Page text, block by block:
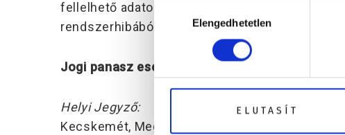
kiválasztásaElengedhetetlen
ELUTASÍT
fellelhető adatok bárki részéről való
rendszerhibából, vagy más hasonló okból
Jogi panasz esetén, fordulhat a következő
Helyi Jegyző:
Kecskemét, Megyei Jogú Város Jegyzője